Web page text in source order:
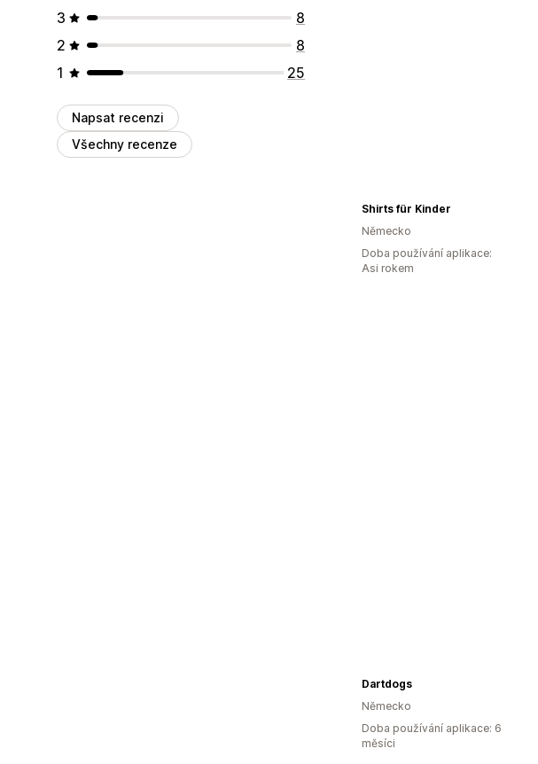
3
8
2
8
1
25
Napsat recenzi
Všechny recenze
Shirts für Kinder
Německo
Doba používání aplikace:
Asi rokem
Dartdogs
Německo
Doba používání aplikace: 6
měsíci